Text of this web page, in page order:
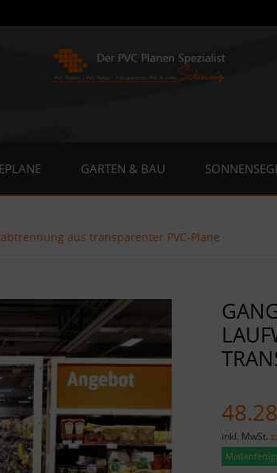
GARTEN & BAU
aus transparenter PVC-Plane
inkl. MwSt.